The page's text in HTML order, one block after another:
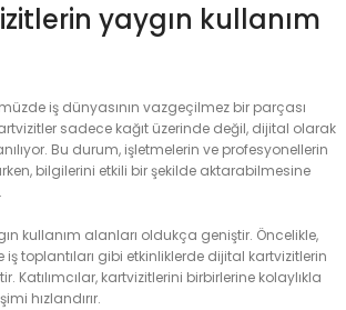
yaygın kullanım
iş dünyasının vazgeçilmez bir parçası
sadece kağıt üzerinde değil, dijital olarak
Bu durum, işletmelerin ve profesyonellerin
bilgilerini etkili bir şekilde aktarabilmesine
kullanım alanları oldukça geniştir. Öncelikle,
toplantıları gibi etkinliklerde dijital kartvizitlerin
Katılımcılar, kartvizitlerini birbirlerine kolaylıkla
hızlandırır.